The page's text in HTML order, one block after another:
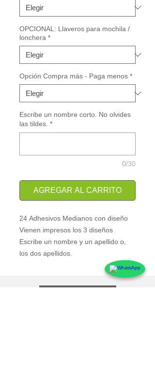
OPCIONAL: Llaveros para mochila /
lonchera *
Opción Compra más - Paga menos *
Escribe un nombre corto. No olvides
las tildes. *
0/30
AGREGAR AL CARRITO
24 Adhesivos Medianos con diseño
Vienen impresos los 3 diseños
Escribe un nombre y un apellido o,
los dos apellidos.